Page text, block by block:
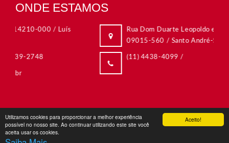
Aceito!
Utilizamos cookies para proporcionar a melhor experiência
possível no nosso site. Ao continuar utilizando este site você
aceita usar os cookies.
ONDE ESTAMOS
Rua Dom Duarte Leopoldo e Silva, 315 / Centro
09015-560 / Santo André-SP
(11) 4438-4099